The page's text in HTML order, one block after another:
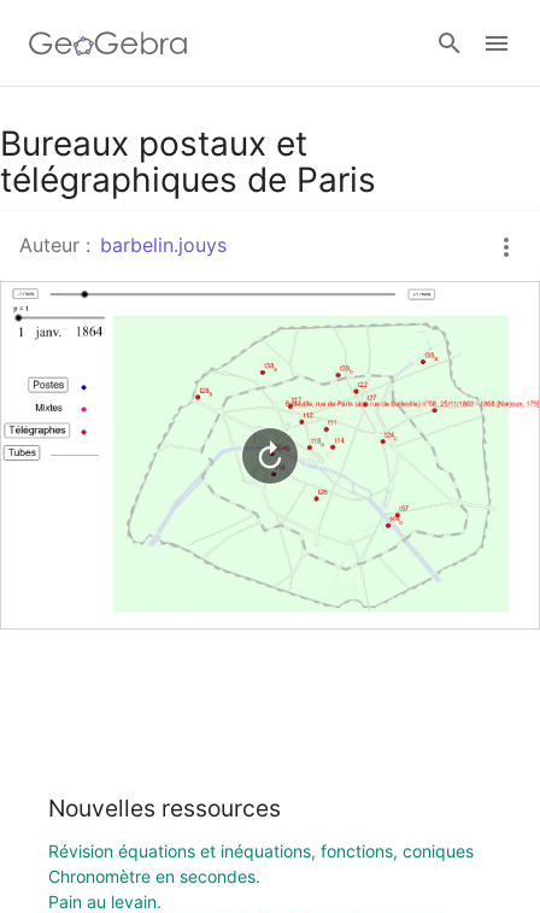
Google Classroom
Bureaux postaux et
télégraphiques de Paris
Auteur : barbelin.jouys
Nouvelles ressources
Révision équations et inéquations, fonctions, coniques
Chronomètre en secondes.
Pain au levain.